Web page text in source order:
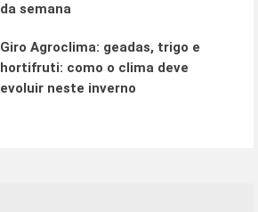
da semana
Giro Agroclima: geadas, trigo e
hortifruti: como o clima deve
evoluir neste inverno